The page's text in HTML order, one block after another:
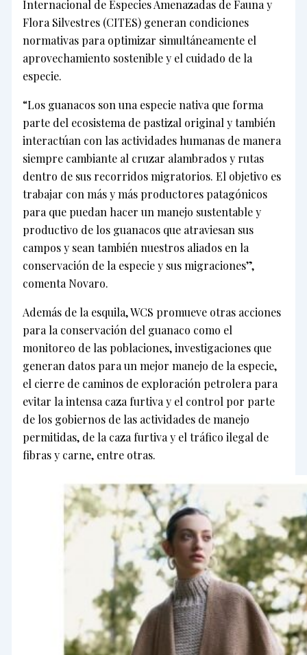
Internacional de Especies Amenazadas de Fauna y
Flora Silvestres (CITES) generan condiciones
normativas para optimizar simultáneamente el
aprovechamiento sostenible y el cuidado de la
especie.
“Los guanacos son una especie nativa que forma
parte del ecosistema de pastizal original y también
interactúan con las actividades humanas de manera
siempre cambiante al cruzar alambrados y rutas
dentro de sus recorridos migratorios. El objetivo es
trabajar con más y más productores patagónicos
para que puedan hacer un manejo sustentable y
productivo de los guanacos que atraviesan sus
campos y sean también nuestros aliados en la
conservación de la especie y sus migraciones”,
comenta Novaro.
Además de la esquila, WCS promueve otras acciones
para la conservación del guanaco como el
monitoreo de las poblaciones, investigaciones que
generan datos para un mejor manejo de la especie,
el cierre de caminos de exploración petrolera para
evitar la intensa caza furtiva y el control por parte
de los gobiernos de las actividades de manejo
permitidas, de la caza furtiva y el tráfico ilegal de
fibras y carne, entre otras.